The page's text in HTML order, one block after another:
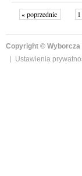
« poprzednie 1
Copyright © Wyborcza
Ustawienia